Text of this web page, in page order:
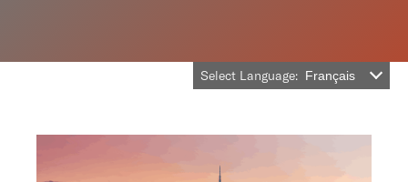
Select Language: Français